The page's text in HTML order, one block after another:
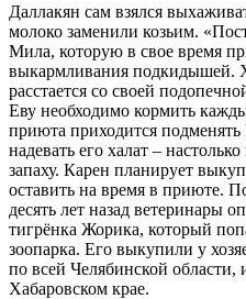
Даллакян сам взялся
молоко заменили козьим.
Мила, которую в свое время
выкармливания подкидышей.
расстается со своей
Еву необходимо кормить
приюта приходится
надевать его халат –
запаху. Карен планирует
оставить на время в приюте.
десять лет назад ветеринары
тигрёнка Жорика, который
зоопарка. Его выкупили у
по всей Челябинской области,
Хабаровском крае.